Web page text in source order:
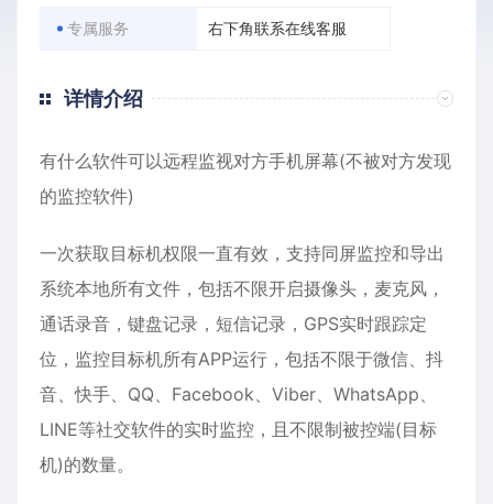
专属服务 右下角联系在线客服
详情介绍
有什么软件可以远程监视对方手机屏幕(不被对方发现
的监控软件)
一次获取目标机权限一直有效，支持同屏监控和导出
系统本地所有文件，包括不限开启摄像头，麦克风，
通话录音，键盘记录，短信记录，GPS实时跟踪定
位，监控目标机所有APP运行，包括不限于微信、抖
音、快手、QQ、Facebook、Viber、WhatsApp、
LINE等社交软件的实时监控，且不限制被控端(目标
机)的数量。